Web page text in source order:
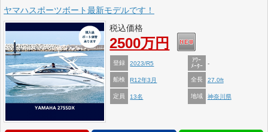
ヤマハスポーツボート最新モデルです！
税込価格
2500万円
登録 2023/R5
ｱﾜｰ
ﾒｰﾀｰ
-
船検 R12年3月 全長 27.0ft
定員 13名 地域 神奈川県